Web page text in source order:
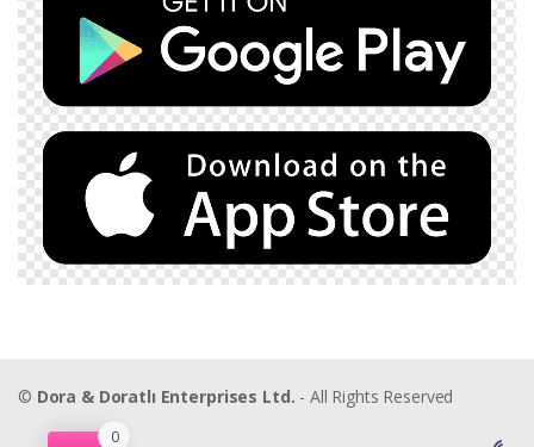
© Dora & Doratlı Enterprises Ltd. - All Rights Reserved
0